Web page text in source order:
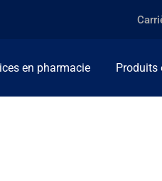
en pharmacie Produits